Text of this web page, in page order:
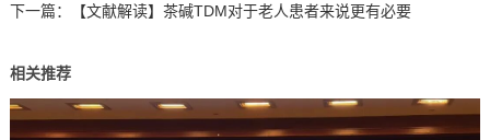
下一篇：
【文献解读】茶碱TDM对于老人患者来说更有必要
相关推荐